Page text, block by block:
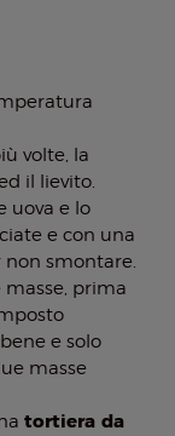
volte, la
il lievito.
uova e lo
e con una
smontare.
prima
e solo
masse
tortiera da